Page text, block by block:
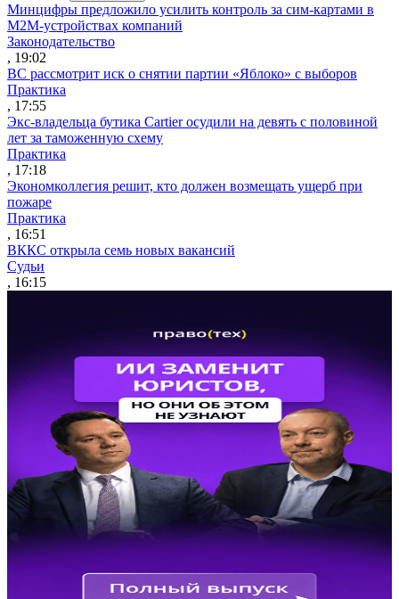
Минцифры предложило усилить контроль за сим-картами в
M2M-устройствах компаний
Законодательство
, 19:02
ВС рассмотрит иск о снятии партии «Яблоко» с выборов
Практика
, 17:55
Экс-владельца бутика Cartier осудили на девять с половиной
лет за таможенную схему
Практика
, 17:18
Экономколлегия решит, кто должен возмещать ущерб при
пожаре
Практика
, 16:51
ВККС открыла семь новых вакансий
Судьи
, 16:15